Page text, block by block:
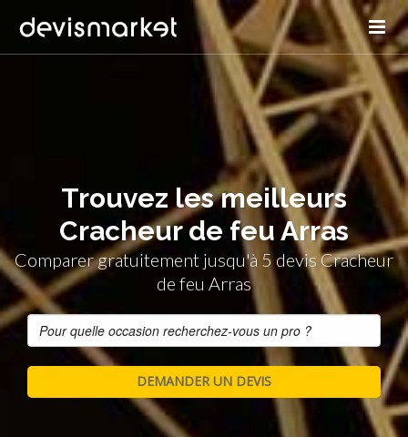
Trouvez les meilleurs
Cracheur de feu Arras
Comparer gratuitement jusqu'à 5 devis Cracheur
de feu Arras